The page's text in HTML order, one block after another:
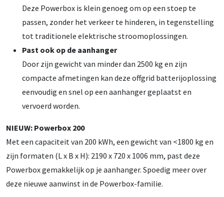
Deze Powerbox is klein genoeg om op een stoep te
passen, zonder het verkeer te hinderen, in tegenstelling
tot traditionele elektrische stroomoplossingen.
Past ook op de aanhanger
Door zijn gewicht van minder dan 2500 kg en zijn
compacte afmetingen kan deze offgrid batterijoplossing
eenvoudig en snel op een aanhanger geplaatst en
vervoerd worden.
NIEUW: Powerbox 200
Met een capaciteit van 200 kWh, een gewicht van <1800 kg en
zijn formaten (L x B x H): 2190 x 720 x 1006 mm, past deze
Powerbox gemakkelijk op je aanhanger. Spoedig meer over
deze nieuwe aanwinst in de Powerbox-familie.